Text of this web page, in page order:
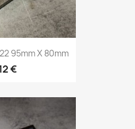
95mm X 80mm
€